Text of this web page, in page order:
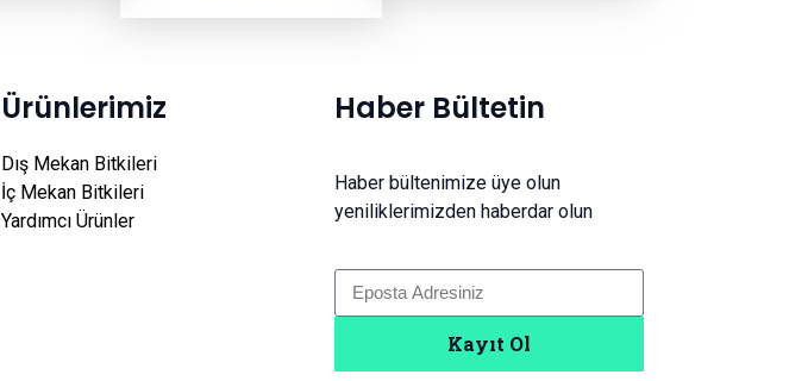
Ürünlerimiz
Dış Mekan Bitkileri
İç Mekan Bitkileri
Yardımcı Ürünler
Haber Bültetin
Haber bültenimize üye olun
yeniliklerimizden haberdar olun
Kayıt Ol